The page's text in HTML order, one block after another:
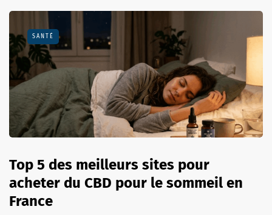
SANTÉ
Top 5 des meilleurs sites pour
acheter du CBD pour le sommeil en
France